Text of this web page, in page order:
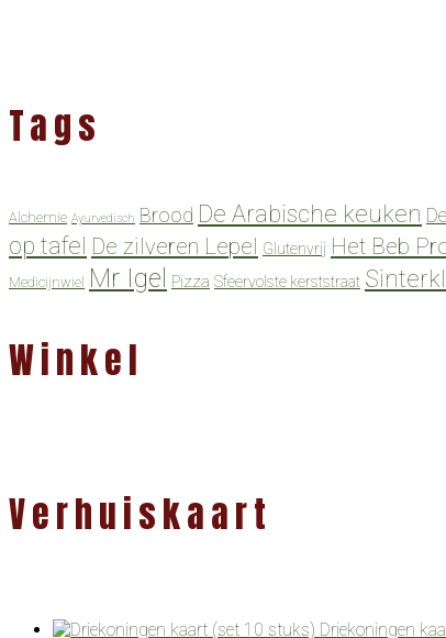
Tags
Alchemie Ayurvedisch Brood De Arabische keuken
op tafel De zilveren Lepel Glutenvrij Het Beb
Medicijnwiel Mr Igel Pizza Sfeervolste kerststraat
Winkel
Verhuiskaart
Driekoningen